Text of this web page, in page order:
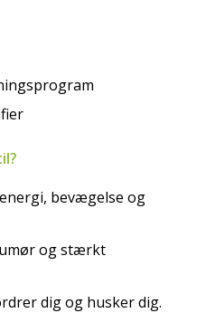
bevægelse og
og stærkt
dig og husker dig.